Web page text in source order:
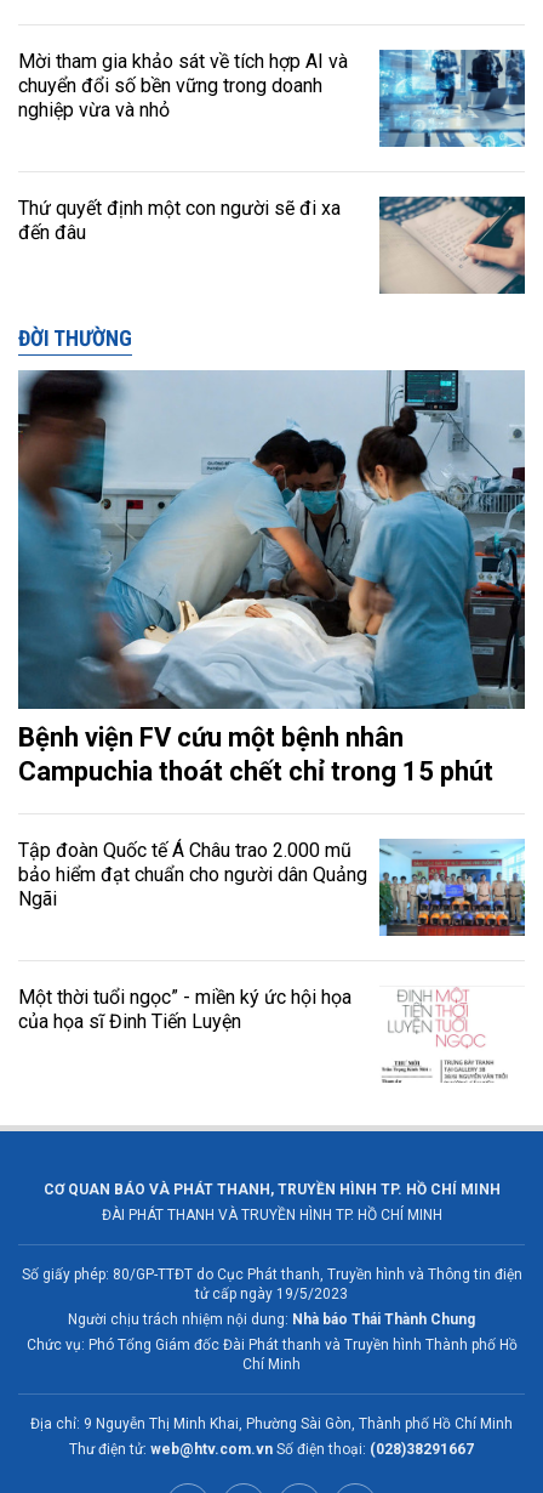
Mời tham gia khảo sát về tích hợp AI và
chuyển đổi số bền vững trong doanh
nghiệp vừa và nhỏ
Thứ quyết định một con người sẽ đi xa
đến đâu
ĐỜI THƯỜNG
Bệnh viện FV cứu một bệnh nhân
Campuchia thoát chết chỉ trong 15 phút
Tập đoàn Quốc tế Á Châu trao 2.000 mũ
bảo hiểm đạt chuẩn cho người dân Quảng
Ngãi
Một thời tuổi ngọc” - miền ký ức hội họa
của họa sĩ Đinh Tiến Luyện
CƠ QUAN BÁO VÀ PHÁT THANH, TRUYỀN HÌNH TP. HỒ CHÍ MINH
ĐÀI PHÁT THANH VÀ TRUYỀN HÌNH TP. HỒ CHÍ MINH
Số giấy phép: 80/GP-TTĐT do Cục Phát thanh, Truyền hình và Thông tin điện
tử cấp ngày 19/5/2023
Người chịu trách nhiệm nội dung: Nhà báo Thái Thành Chung
Chức vụ: Phó Tổng Giám đốc Đài Phát thanh và Truyền hình Thành phố Hồ
Chí Minh
Địa chỉ: 9 Nguyễn Thị Minh Khai, Phường Sài Gòn, Thành phố Hồ Chí Minh
Thư điện tử: web@htv.com.vn Số điện thoại: (028)38291667